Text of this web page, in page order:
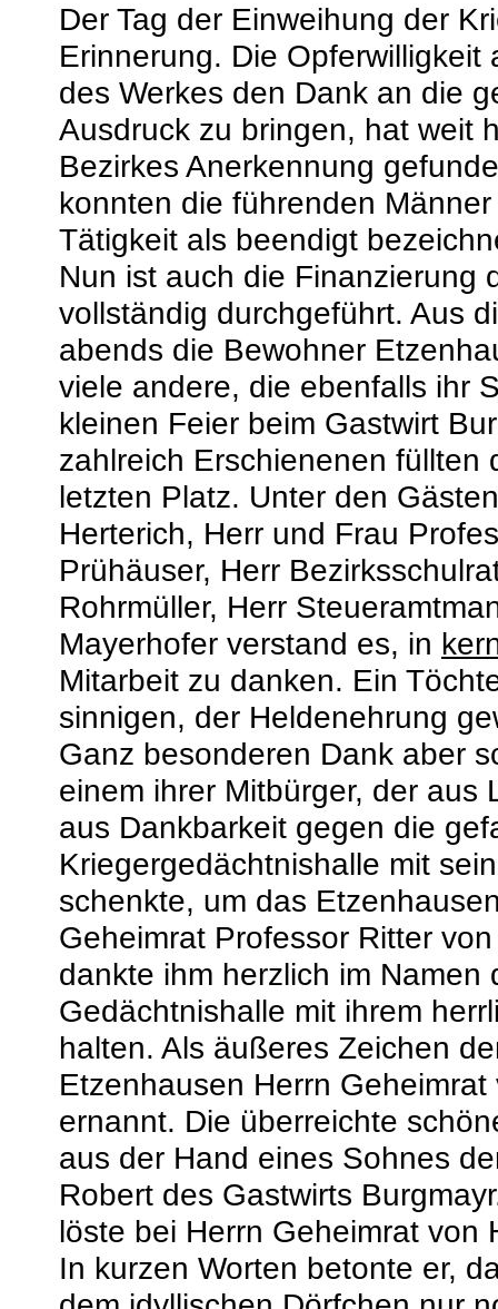
Der Tag der Einweihung der
Erinnerung. Die
des Werkes den Dank an die
Ausdruck zu bringen, hat weit
Bezirkes Anerkennung
konnten die führenden
Tätigkeit als beendigt
Nun ist auch die Finanzierung
vollständig durchgeführt. Aus
abends die Bewohner
viele andere, die ebenfalls ihr
kleinen Feier beim Gastwirt
zahlreich Erschienenen
letzten Platz. Unter den
Herterich, Herr und Frau
Prühäuser, Herr
Rohrmüller, Herr
Mayerhofer verstand es, in
Mitarbeit zu danken. Ein
sinnigen, der Heldenehrung
Ganz besonderen Dank aber
einem ihrer Mitbürger, der aus
aus Dankbarkeit gegen die
Kriegergedächtnishalle mit
schenkte, um das
Geheimrat Professor Ritter
dankte ihm herzlich im
Gedächtnishalle mit ihrem
halten. Als äußeres Zeichen
Etzenhausen Herrn
ernannt. Die überreichte
aus der Hand eines Sohnes
Robert des Gastwirts
löste bei Herrn Geheimrat von
In kurzen Worten betonte er,